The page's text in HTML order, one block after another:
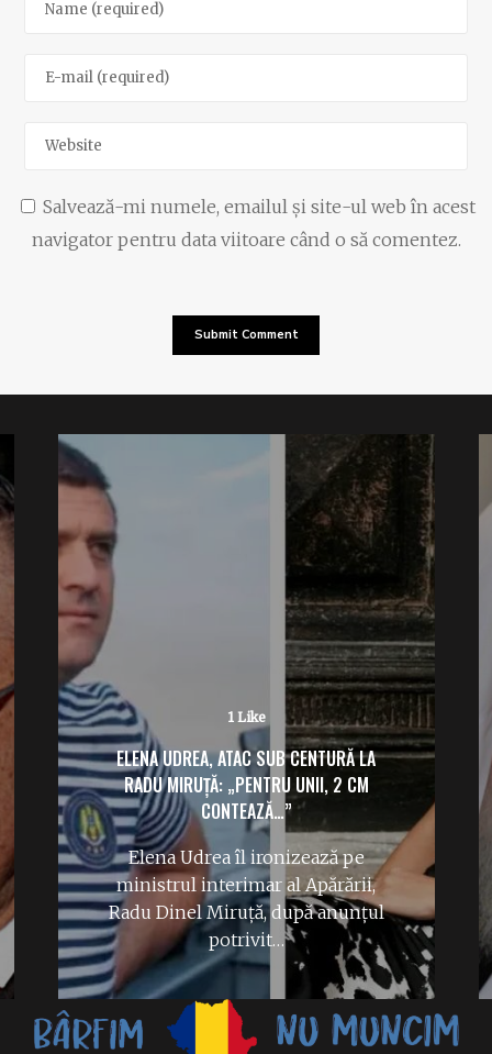
Salvează-mi numele, emailul și site-ul web în acest
navigator pentru data viitoare când o să comentez.
1 Like
ELENA UDREA, ATAC SUB CENTURĂ LA
RADU MIRUȚĂ: „PENTRU UNII, 2 CM
CONTEAZĂ…”
Elena Udrea îl ironizează pe
ministrul interimar al Apărării,
Radu Dinel Miruță, după anunțul
potrivit…